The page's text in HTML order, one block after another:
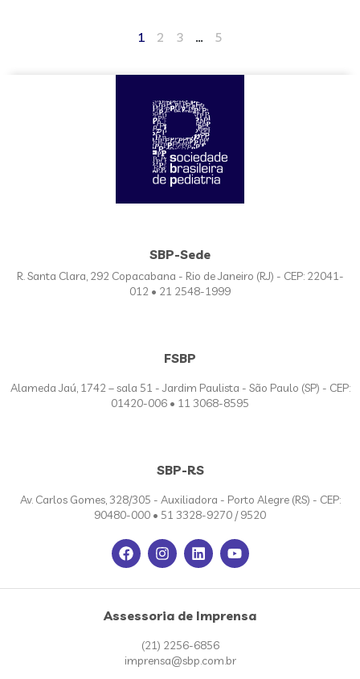
1 2 3 … 5
SBP-Sede
R. Santa Clara, 292 Copacabana - Rio de Janeiro (RJ) - CEP: 22041-
012 • 21 2548-1999
FSBP
Alameda Jaú, 1742 – sala 51 - Jardim Paulista - São Paulo (SP) - CEP:
01420-006 • 11 3068-8595
SBP-RS
Av. Carlos Gomes, 328/305 - Auxiliadora - Porto Alegre (RS) - CEP:
90480-000 • 51 3328-9270 / 9520
Assessoria de Imprensa
(21) 2256-6856
imprensa@sbp.com.br